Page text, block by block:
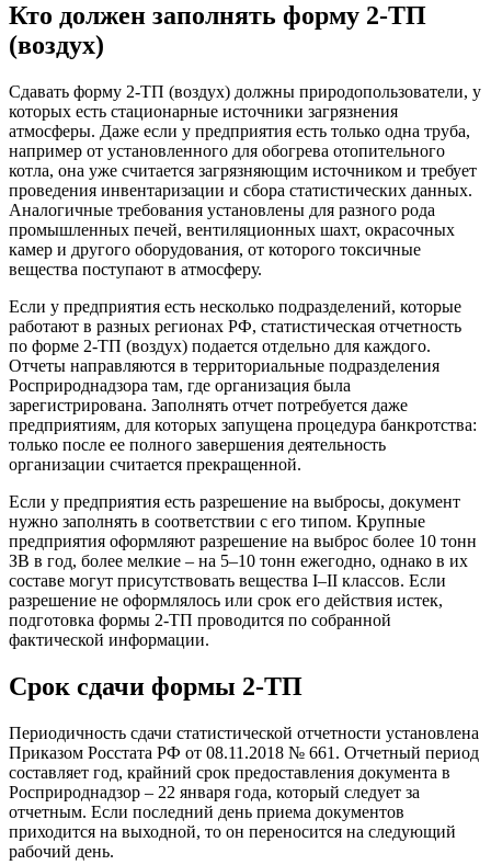
Кто должен заполнять форму 2-ТП
(воздух)
Сдавать форму 2-ТП (воздух) должны природопользователи, у
которых есть стационарные источники загрязнения
атмосферы. Даже если у предприятия есть только одна труба,
например от установленного для обогрева отопительного
котла, она уже считается загрязняющим источником и требует
проведения инвентаризации и сбора статистических данных.
Аналогичные требования установлены для разного рода
промышленных печей, вентиляционных шахт, окрасочных
камер и другого оборудования, от которого токсичные
вещества поступают в атмосферу.
Если у предприятия есть несколько подразделений, которые
работают в разных регионах РФ, статистическая отчетность
по форме 2-ТП (воздух) подается отдельно для каждого.
Отчеты направляются в территориальные подразделения
Росприроднадзора там, где организация была
зарегистрирована. Заполнять отчет потребуется даже
предприятиям, для которых запущена процедура банкротства:
только после ее полного завершения деятельность
организации считается прекращенной.
Если у предприятия есть разрешение на выбросы, документ
нужно заполнять в соответствии с его типом. Крупные
предприятия оформляют разрешение на выброс более 10 тонн
ЗВ в год, более мелкие – на 5–10 тонн ежегодно, однако в их
составе могут присутствовать вещества I–II классов. Если
разрешение не оформлялось или срок его действия истек,
подготовка формы 2-ТП проводится по собранной
фактической информации.
Срок сдачи формы 2-ТП
Периодичность сдачи статистической отчетности установлена
Приказом Росстата РФ от 08.11.2018 № 661. Отчетный период
составляет год, крайний срок предоставления документа в
Росприроднадзор – 22 января года, который следует за
отчетным. Если последний день приема документов
приходится на выходной, то он переносится на следующий
рабочий день.